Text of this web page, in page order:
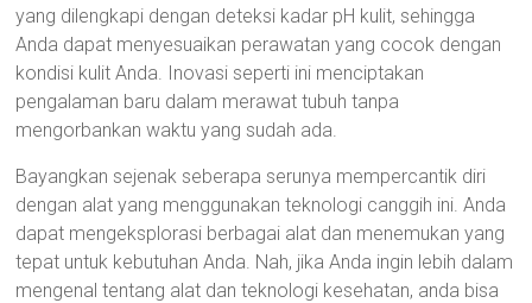
yang dilengkapi dengan deteksi kadar pH kulit, sehingga
Anda dapat menyesuaikan perawatan yang cocok dengan
kondisi kulit Anda. Inovasi seperti ini menciptakan
pengalaman baru dalam merawat tubuh tanpa
mengorbankan waktu yang sudah ada.
Bayangkan sejenak seberapa serunya mempercantik diri
dengan alat yang menggunakan teknologi canggih ini. Anda
dapat mengeksplorasi berbagai alat dan menemukan yang
tepat untuk kebutuhan Anda. Nah, jika Anda ingin lebih dalam
mengenal tentang alat dan teknologi kesehatan, anda bisa